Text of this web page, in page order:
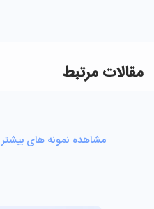
مقالات مرتبط
مشاهده نمونه های بیشتر